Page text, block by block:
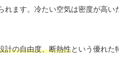
れます。冷たい空気は密度が高
計の自由度、断熱性という優れた